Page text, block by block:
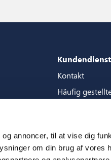
annoncer, til at vise dig
om din brug af vores
Kundendienst
Kontakt
Häufig
CSR